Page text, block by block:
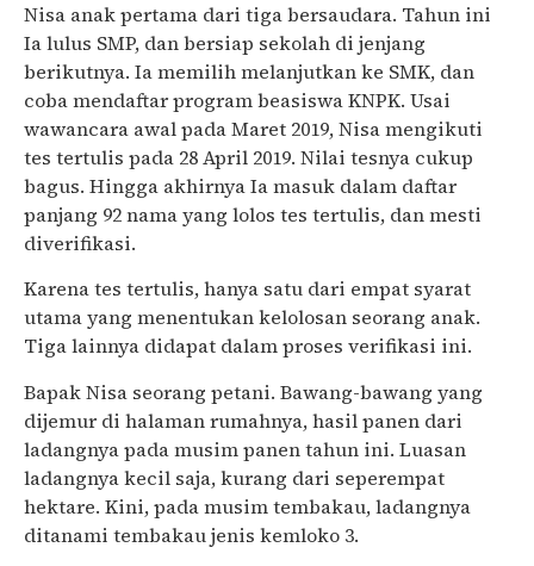
Nisa anak pertama dari tiga bersaudara. Tahun ini
Ia lulus SMP, dan bersiap sekolah di jenjang
berikutnya. Ia memilih melanjutkan ke SMK, dan
coba mendaftar program beasiswa KNPK. Usai
wawancara awal pada Maret 2019, Nisa mengikuti
tes tertulis pada 28 April 2019. Nilai tesnya cukup
bagus. Hingga akhirnya Ia masuk dalam daftar
panjang 92 nama yang lolos tes tertulis, dan mesti
diverifikasi.
Karena tes tertulis, hanya satu dari empat syarat
utama yang menentukan kelolosan seorang anak.
Tiga lainnya didapat dalam proses verifikasi ini.
Bapak Nisa seorang petani. Bawang-bawang yang
dijemur di halaman rumahnya, hasil panen dari
ladangnya pada musim panen tahun ini. Luasan
ladangnya kecil saja, kurang dari seperempat
hektare. Kini, pada musim tembakau, ladangnya
ditanami tembakau jenis kemloko 3.